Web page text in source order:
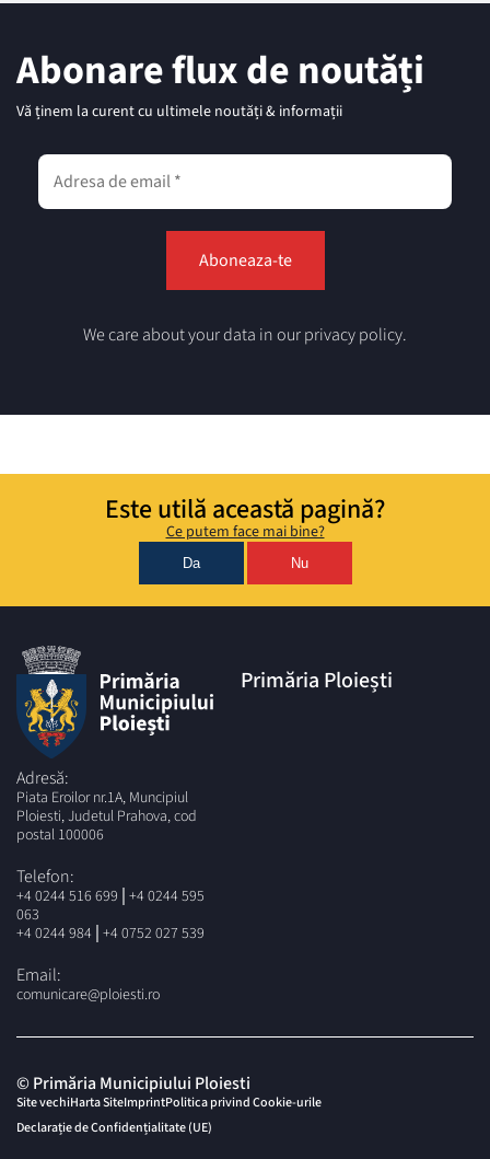
Abonare flux de noutăți
Vă ținem la curent cu ultimele noutăți & informații
We care about your data in our privacy policy.
Este utilă această pagină?
Ce putem face mai bine?
Da Nu
Adresă:
Piata Eroilor nr.1A, Muncipiul
Ploiesti, Judetul Prahova, cod
postal 100006
Telefon:
+4 0244 516 699 | +4 0244 595
063
+4 0244 984 | +4 0752 027 539
Email:
comunicare@ploiesti.ro
Primăria Ploiești
© Primăria Municipiului Ploiesti
Site vechiHarta SiteImprintPolitica privind Cookie-urile
Declarație de Confidențialitate (UE)